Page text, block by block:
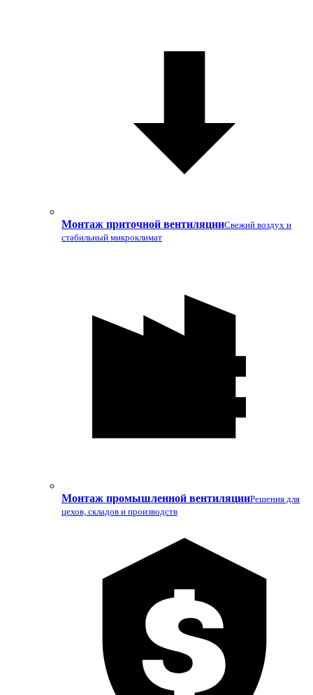
Монтаж приточной вентиляцииСвежий воздух и
стабильный микроклимат
Монтаж промышленной вентиляцииРешения для
цехов, складов и производств